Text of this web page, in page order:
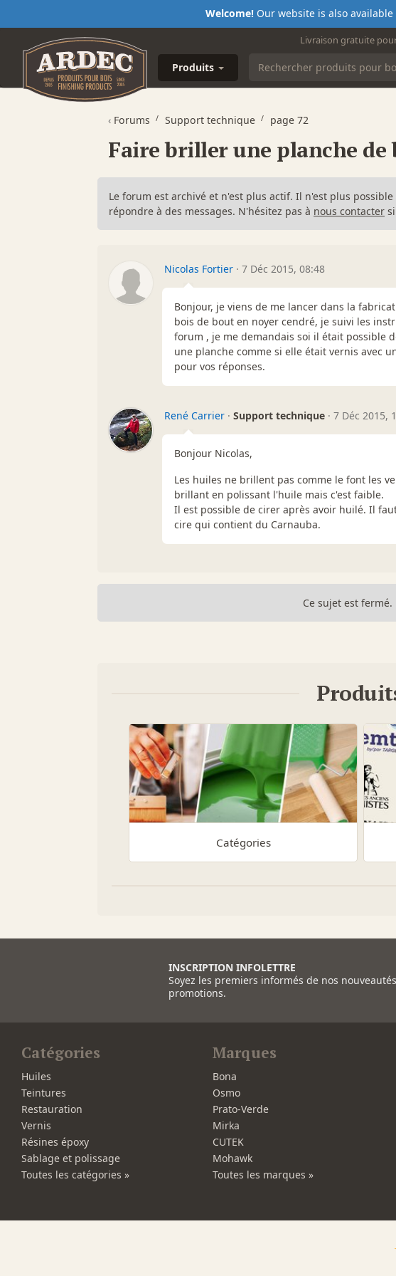
Welcome!Our website is also
Livraison gratuite
Produits
‹ Forums Support technique page 72
Faire briller une planche de
Le forum est archivé et n'est plus actif. Il n'est plus
répondre à des messages. N'hésitez pas à nous contacter
Nicolas Fortier · 7 Déc 2015, 08:48
Bonjour, je viens de me lancer dans la
bois de bout en noyer cendré, je suivi les
forum , je me demandais soi il était possible
une planche comme si elle était vernis avec
pour vos réponses.
René Carrier · Support technique · 7 Déc 2015,
Bonjour Nicolas,
Les huiles ne brillent pas comme le font les
brillant en polissant l'huile mais c'est faible.
Il est possible de cirer après avoir huilé. Il
cire qui contient du Carnauba.
Ce sujet est fermé.
Catégories
INSCRIPTION INFOLETTRE
Soyez les premiers informés de nos
promotions.
Catégories
Huiles
Teintures
Restauration
Vernis
Résines époxy
Sablage et polissage
Toutes les catégories »
Marques
Bona
Osmo
Prato-Verde
Mirka
CUTEK
Mohawk
Toutes les marques »